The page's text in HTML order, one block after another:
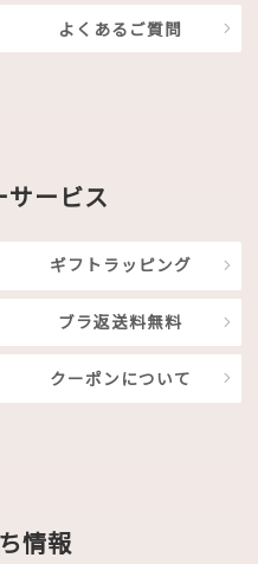
よくあるご質問
サービス
ギフトラッピング
ブラ返送料無料
クーポンについて
情報